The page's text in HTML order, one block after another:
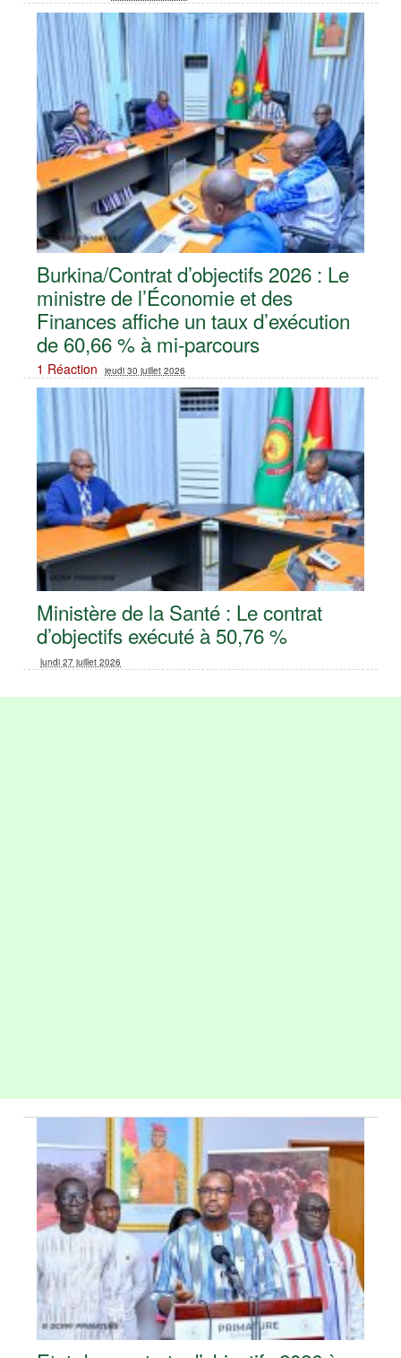
Burkina/Contrat d’objectifs 2026 : Le
ministre de l’Économie et des
Finances affiche un taux d’exécution
de 60,66 % à mi-parcours
1 Réaction jeudi 30 juillet 2026
Ministère de la Santé : Le contrat
d’objectifs exécuté à 50,76 %
lundi 27 juillet 2026